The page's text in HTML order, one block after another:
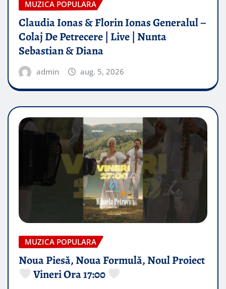
MUZICA POPULARA
Claudia Ionas & Florin Ionas Generalul –
Colaj De Petrecere | Live | Nunta
Sebastian & Diana
admin aug. 5, 2026
MUZICA POPULARA
Noua Piesă, Noua Formulă, Noul Proiect
Vineri Ora 17:00